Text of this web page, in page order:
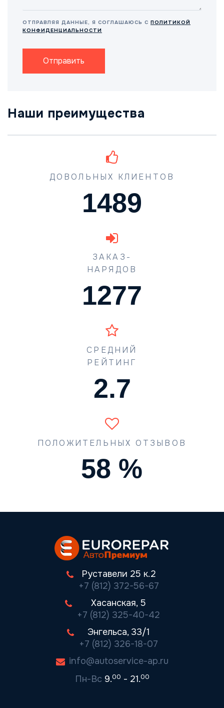
ОТПРАВЛЯЯ ДАННЫЕ, Я СОГЛАШАЮСЬ С ПОЛИТИКОЙ
КОНФИДЕНЦИАЛЬНОСТИ
Отправить
Наши преимущества
ДОВОЛЬНЫХ КЛИЕНТОВ
1489
ЗАКАЗ-
НАРЯДОВ
1631
СРЕДНИЙ
РЕЙТИНГ
3.4
ПОЛОЖИТЕЛЬНЫХ ОТЗЫВОВ
74 %
Руставели 25 к.2
+7 (812) 372-56-67
Хасанская, 5
+7 (812) 325-40-42
Энгельса, 33/1
+7 (812) 326-18-07
info@autoservice-ap.ru
Пн-Вс 9.00 - 21.00